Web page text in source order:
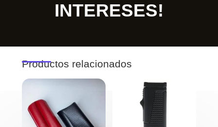
INTERESES!
Productos relacionados